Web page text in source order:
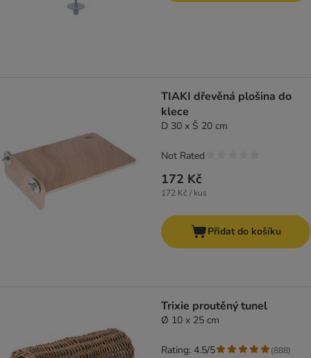
TIAKI dřevěná plošina do
klece
D 30 x Š 20 cm
172 Kč
172 Kč / kus
Not Rated
Přidat do košíku
Trixie proutěný tunel
Ø 10 x 25 cm
Rating: 4.5/5 (888)